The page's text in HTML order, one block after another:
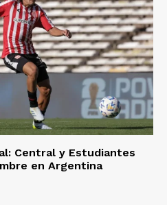
Central y Estudiantes
en Argentina